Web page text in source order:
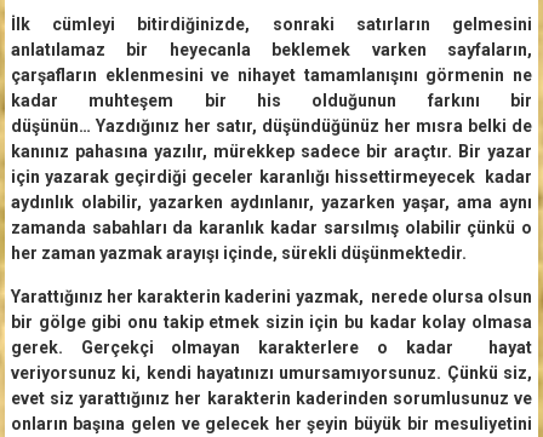
İlk cümleyi bitirdiğinizde, sonraki satırların gelmesini
anlatılamaz bir heyecanla beklemek varken sayfaların,
çarşafların eklenmesini ve nihayet tamamlanışını görmenin ne
kadar muhteşem bir his olduğunun farkını bir
düşünün… Yazdığınız her satır, düşündüğünüz her mısra belki de
kanınız pahasına yazılır, mürekkep sadece bir araçtır. Bir yazar
için yazarak geçirdiği geceler karanlığı hissettirmeyecek kadar
aydınlık olabilir, yazarken aydınlanır, yazarken yaşar, ama aynı
zamanda sabahları da karanlık kadar sarsılmış olabilir çünkü o
her zaman yazmak arayışı içinde, sürekli düşünmektedir.
Yarattığınız her karakterin kaderini yazmak, nerede olursa olsun
bir gölge gibi onu takip etmek sizin için bu kadar kolay olmasa
gerek. Gerçekçi olmayan karakterlere o kadar hayat
veriyorsunuz ki, kendi hayatınızı umursamıyorsunuz. Çünkü siz,
evet siz yarattığınız her karakterin kaderinden sorumlusunuz ve
onların başına gelen ve gelecek her şeyin büyük bir mesuliyetini